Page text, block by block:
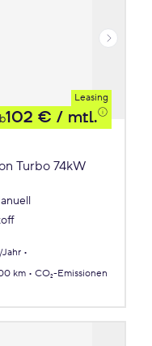
Leasing
102 € / mtl.
Turbo 74kW
km
CO₂-Emissionen